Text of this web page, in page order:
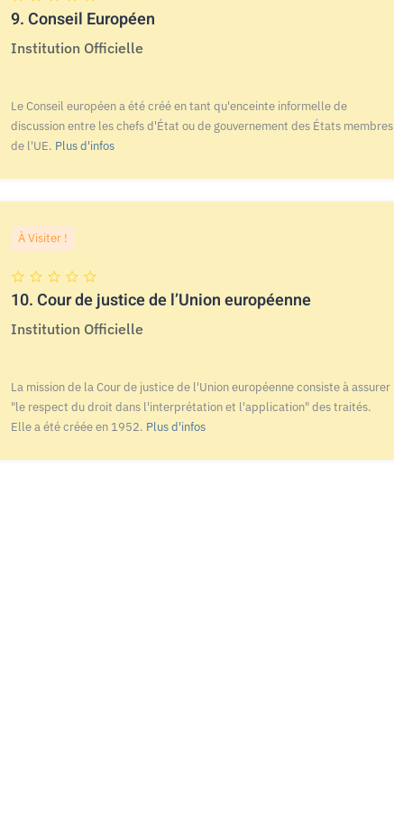
9.Conseil Européen
Institution Officielle
Le Conseil européen a été créé en tant qu'enceinte informelle de
discussion entre les chefs d'État ou de gouvernement des États membres
de l'UE. Plus d'infos
À Visiter !
10.Cour de justice de l’Union européenne
Institution Officielle
La mission de la Cour de justice de l'Union européenne consiste à assurer
"le respect du droit dans l'interprétation et l'application" des traités.
Elle a été créée en 1952. Plus d'infos